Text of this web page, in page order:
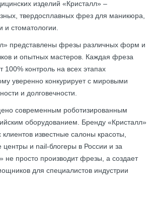
изделий «Кристалл» –
твердосплавных фрез для маникюра,
и стоматологии.
представлены фрезы различных форм и
и опытных мастеров. Каждая фреза
100% контроль на всех этапах
уверенно конкурирует с мировыми
и долговечности.
современным роботизированным
оборудованием. Бренду «Кристалл»
известные салоны красоты,
и nail-блогеры в России и за
не просто производит фрезы, а создает
для специалистов индустрии